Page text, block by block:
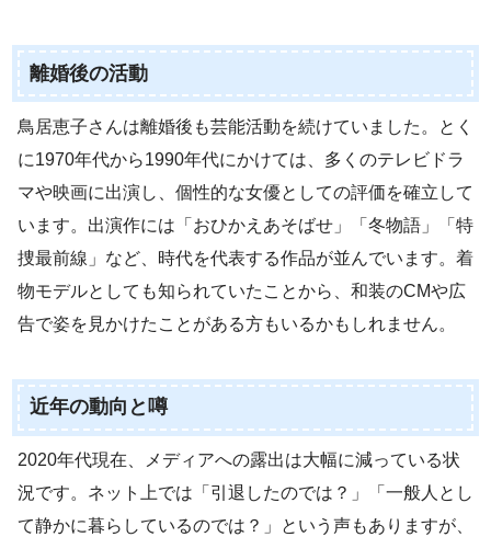
離婚後の活動
鳥居恵子さんは離婚後も芸能活動を続けていました。とく
に1970年代から1990年代にかけては、多くのテレビドラ
マや映画に出演し、個性的な女優としての評価を確立して
います。出演作には「おひかえあそばせ」「冬物語」「特
捜最前線」など、時代を代表する作品が並んでいます。着
物モデルとしても知られていたことから、和装のCMや広
告で姿を見かけたことがある方もいるかもしれません。
近年の動向と噂
2020年代現在、メディアへの露出は大幅に減っている状
況です。ネット上では「引退したのでは？」「一般人とし
て静かに暮らしているのでは？」という声もありますが、